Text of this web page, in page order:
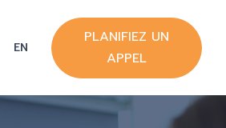
SUBMENU FOR RESSOURCES
EN
PLANIFIEZ UN
APPEL